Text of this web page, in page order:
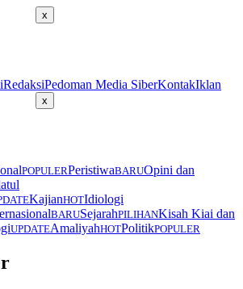
x
RedaksiPedoman Media SiberKontakIklan
x
POPULERPeristiwaBARUOpini dan
KajianHOTIdiologi
BARUSejarahPILIHANKisah Kiai dan
UPDATEAmaliyahHOTPolitikPOPULER